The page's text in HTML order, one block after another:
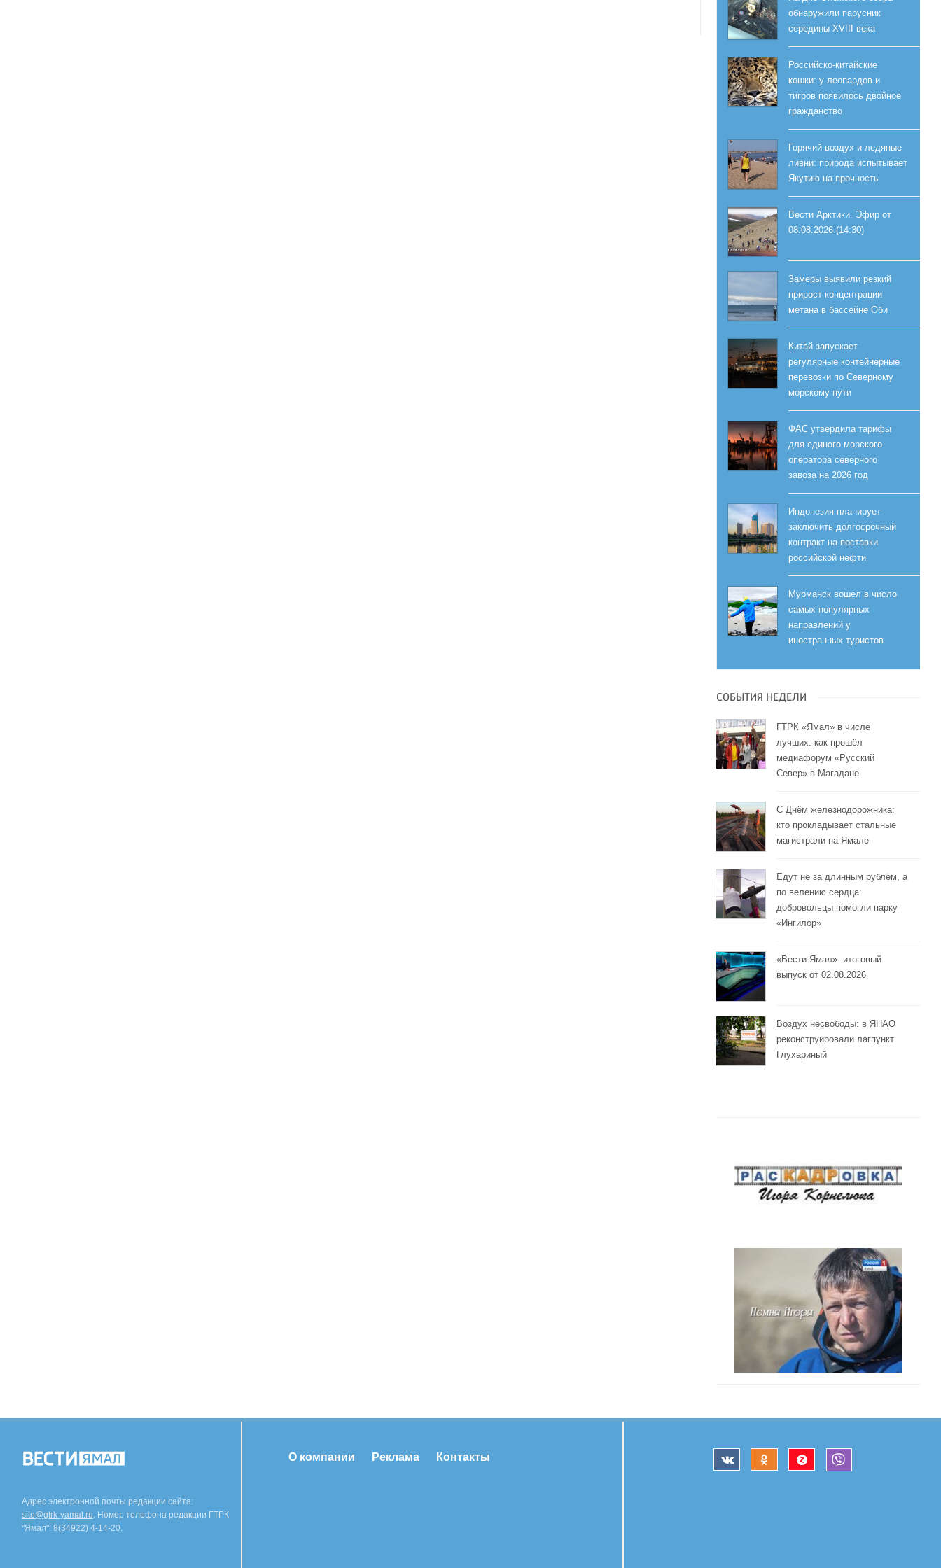
обнаружили парусник
середины XVIII века
Российско-китайские
кошки: у леопардов и
тигров появилось двойное
гражданство
Горячий воздух и ледяные
ливни: природа испытывает
Якутию на прочность
Вести Арктики. Эфир от
08.08.2026 (14:30)
Замеры выявили резкий
прирост концентрации
метана в бассейне Оби
Китай запускает
регулярные контейнерные
перевозки по Северному
морскому пути
ФАС утвердила тарифы
для единого морского
оператора северного
завоза на 2026 год
Индонезия планирует
заключить долгосрочный
контракт на поставки
российской нефти
Мурманск вошел в число
самых популярных
направлений у
иностранных туристов
СОБЫТИЯ НЕДЕЛИ
ГТРК «Ямал» в числе
лучших: как прошёл
медиафорум «Русский
Север» в Магадане
С Днём железнодорожника:
кто прокладывает стальные
магистрали на Ямале
Едут не за длинным рублём, а
по велению сердца:
добровольцы помогли парку
«Ингилор»
«Вести Ямал»: итоговый
выпуск от 02.08.2026
Воздух несвободы: в ЯНАО
реконструировали лагпункт
Глухариный
Адрес электронной почты редакции сайта:
site@gtrk-yamal.ru. Номер телефона редакции ГТРК
"Ямал": 8(34922) 4-14-20.
О компании Реклама Контакты